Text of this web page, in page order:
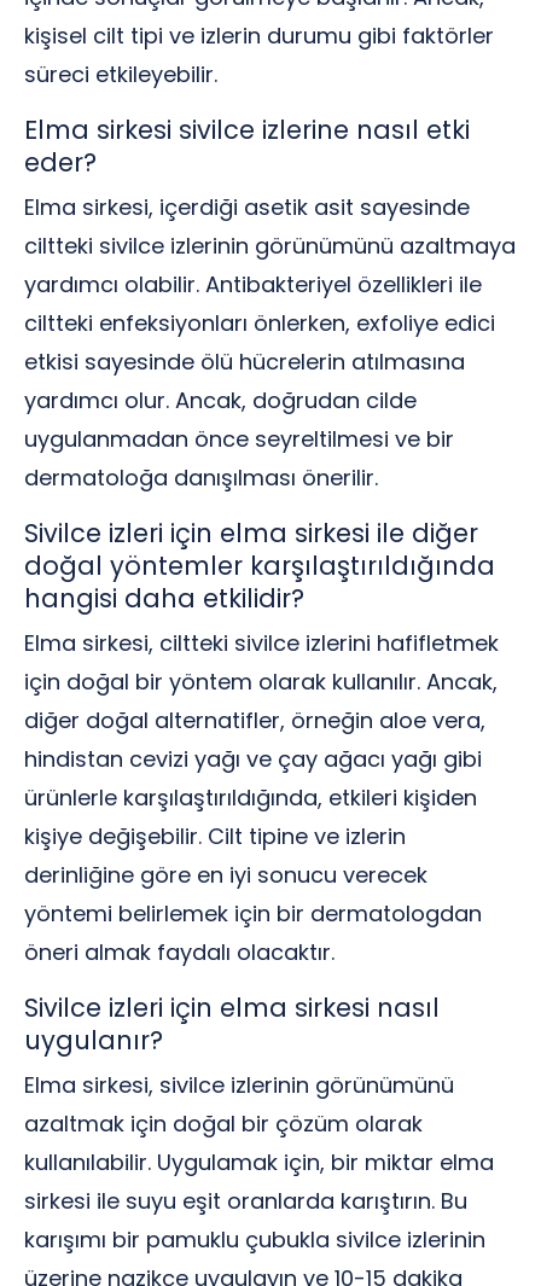
kişisel cilt tipi ve izlerin durumu gibi faktörler
süreci etkileyebilir.
Elma sirkesi sivilce izlerine nasıl etki
eder?
Elma sirkesi, içerdiği asetik asit sayesinde
ciltteki sivilce izlerinin görünümünü azaltmaya
yardımcı olabilir. Antibakteriyel özellikleri ile
ciltteki enfeksiyonları önlerken, exfoliye edici
etkisi sayesinde ölü hücrelerin atılmasına
yardımcı olur. Ancak, doğrudan cilde
uygulanmadan önce seyreltilmesi ve bir
dermatoloğa danışılması önerilir.
Sivilce izleri için elma sirkesi ile diğer
doğal yöntemler karşılaştırıldığında
hangisi daha etkilidir?
Elma sirkesi, ciltteki sivilce izlerini hafifletmek
için doğal bir yöntem olarak kullanılır. Ancak,
diğer doğal alternatifler, örneğin aloe vera,
hindistan cevizi yağı ve çay ağacı yağı gibi
ürünlerle karşılaştırıldığında, etkileri kişiden
kişiye değişebilir. Cilt tipine ve izlerin
derinliğine göre en iyi sonucu verecek
yöntemi belirlemek için bir dermatologdan
öneri almak faydalı olacaktır.
Sivilce izleri için elma sirkesi nasıl
uygulanır?
Elma sirkesi, sivilce izlerinin görünümünü
azaltmak için doğal bir çözüm olarak
kullanılabilir. Uygulamak için, bir miktar elma
sirkesi ile suyu eşit oranlarda karıştırın. Bu
karışımı bir pamuklu çubukla sivilce izlerinin
üzerine nazikçe uygulayın ve 10-15 dakika